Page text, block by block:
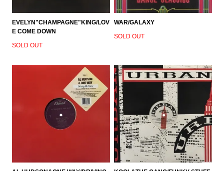
EVELYN"CHAMPAGNE"KING/LOV
E COME DOWN
SOLD OUT
WAR/GALAXY
SOLD OUT